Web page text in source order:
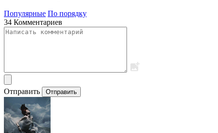
Популярные По порядку
34 Комментариев
Отправить Отправить